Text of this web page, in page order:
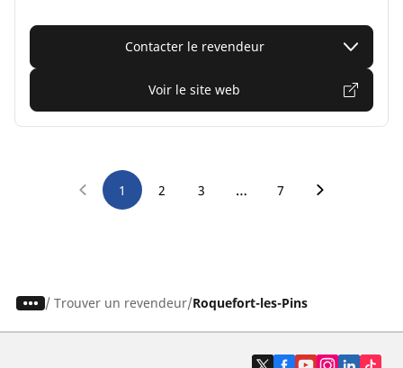
Contacter le revendeur
Voir le site web
1 2 3 … 7
/ Trouver un revendeur Roquefort-les-Pins